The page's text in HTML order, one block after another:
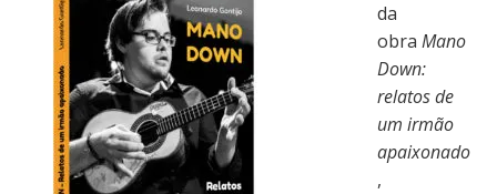
da
obra Mano
Down:
relatos de
um irmão
apaixonado
,